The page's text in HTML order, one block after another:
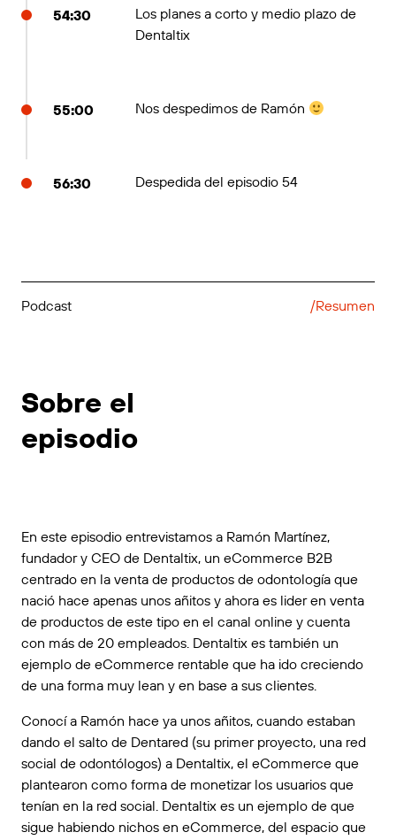
54:30
Los planes a corto y medio plazo de
Dentaltix
55:00 Nos despedimos de Ramón
56:30 Despedida del episodio 54
Podcast /Resumen
Sobre el
episodio
En este episodio entrevistamos a Ramón Martínez,
fundador y CEO de Dentaltix, un eCommerce B2B
centrado en la venta de productos de odontología que
nació hace apenas unos añitos y ahora es lider en venta
de productos de este tipo en el canal online y cuenta
con más de 20 empleados. Dentaltix es también un
ejemplo de eCommerce rentable que ha ido creciendo
de una forma muy lean y en base a sus clientes.
Conocí a Ramón hace ya unos añitos, cuando estaban
dando el salto de Dentared (su primer proyecto, una red
social de odontólogos) a Dentaltix, el eCommerce que
plantearon como forma de monetizar los usuarios que
tenían en la red social. Dentaltix es un ejemplo de que
sigue habiendo nichos en eCommerce, del espacio que